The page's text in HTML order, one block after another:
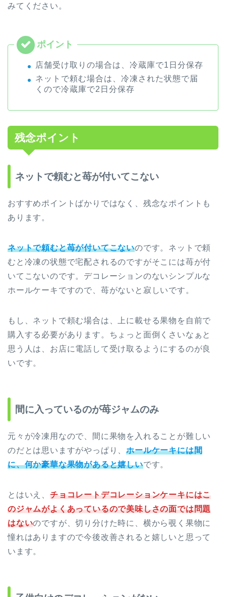
みてください。
店舗受け取りの場合は、冷蔵庫で1日分保存
ネットで頼む場合は、冷凍された状態で届
くので冷蔵庫で2日分保存
残念ポイント
ネットで頼むと苺が付いてこない
おすすめポイントばかりではなく、残念なポイントも
あります。
ネットで頼むと苺が付いてこないのです。ネットで頼
むと冷凍の状態で宅配されるのですがそこには苺が付
いてこないのです。デコレーションのないシンプルな
ホールケーキですので、苺がないと寂しいです。
もし、ネットで頼む場合は、上に載せる果物を自前で
購入する必要があります。ちょっと面倒くさいなぁと
思う人は、お店に電話して受け取るようにするのが良
いです。
間に入っているのが苺ジャムのみ
元々が冷凍用なので、間に果物を入れることが難しい
のだとは思いますがやっぱり、ホールケーキには間
に、何か豪華な果物があると嬉しいです。
とはいえ、 チョコレートデコレーションケーキにはこ
のジャムがよくあっているので美味しさの面では問題
はないのですが、切り分けた時に、横から覗く果物に
憧れはありますので今後改善されると嬉しいと思って
います。